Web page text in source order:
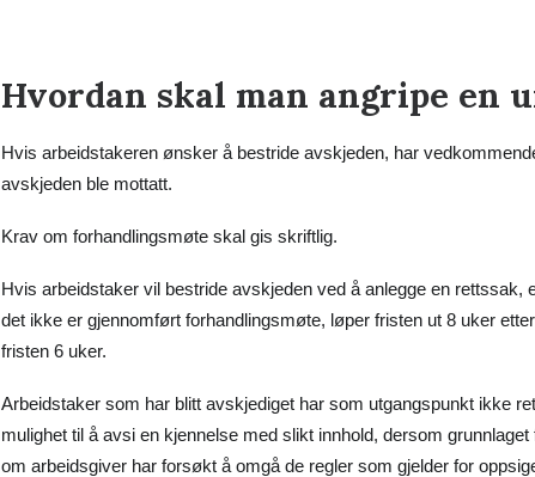
Hvordan skal man angripe en
Hvis arbeidstakeren ønsker å bestride avskjeden, har
avskjeden ble mottatt.
Krav om forhandlingsmøte skal gis skriftlig.
Hvis arbeidstaker vil bestride avskjeden ved å anlegge en
det ikke er gjennomført forhandlingsmøte, løper fristen ut 8 uker
fristen 6 uker.
Arbeidstaker som har blitt avskjediget har som utgangspunkt ikke
mulighet til å avsi en kjennelse med slikt innhold, dersom
om arbeidsgiver har forsøkt å omgå de regler som gjelder for